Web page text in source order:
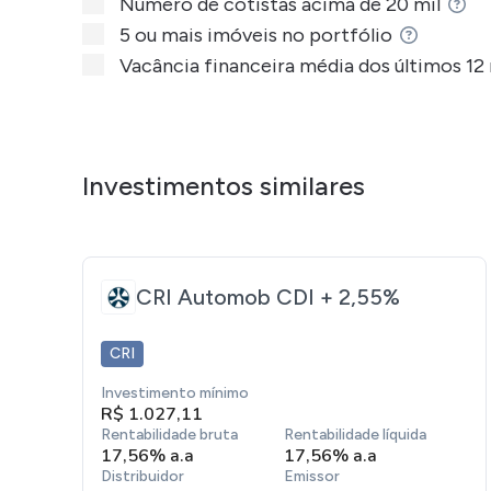
A história da Dasa teve início em 1961, na
Humberto Delboni Filho e Raul Dias Santos.
denominação social Delboni Auriemo.
Já no ano seguinte, em 2000, a empresa
aquisição de laboratórios em todo o Brasil,
Em 2001, dois dos principais laboratórios do
oferta pública inicial (
Enquanto isso, na década seguinte, em
da companhia, com menos acionistas e
5 ou mais imóveis no portfólio
Vacância financeira média dos últimos 12
Investimentos similares
CRI Automob CDI + 2,55%
CRI
Investimento mínimo
R$ 1.027,11
Rentabilidade bruta
17,56% a.a
Rentabilidade líquida
17,56% a.a
Distribuidor Emissor